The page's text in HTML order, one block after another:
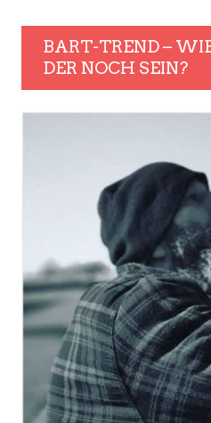
BART-TREND –
DER NOCH SEIN?